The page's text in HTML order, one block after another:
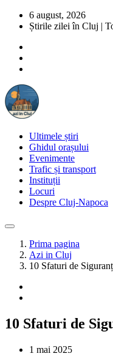
6 august, 2026
Știrile zilei în Cluj |
Ultimele știri
Ghidul orașului
Evenimente
Trafic și transport
Instituții
Locuri
Despre Cluj-Napoca
Prima pagina
Azi in Cluj
10 Sfaturi de
10 Sfaturi de
1 mai 2025